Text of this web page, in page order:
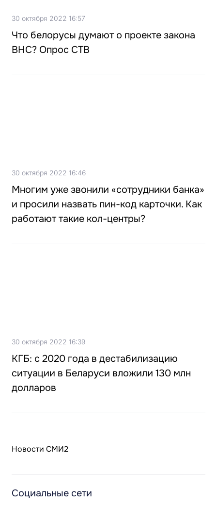
30 октября 2022 16:57
Что белорусы думают о проекте закона
ВНС? Опрос СТВ
30 октября 2022 16:46
Многим уже звонили «сотрудники банка»
и просили назвать пин-код карточки. Как
работают такие кол-центры?
30 октября 2022 16:39
КГБ: с 2020 года в дестабилизацию
ситуации в Беларуси вложили 130 млн
долларов
Новости СМИ2
Социальные сети